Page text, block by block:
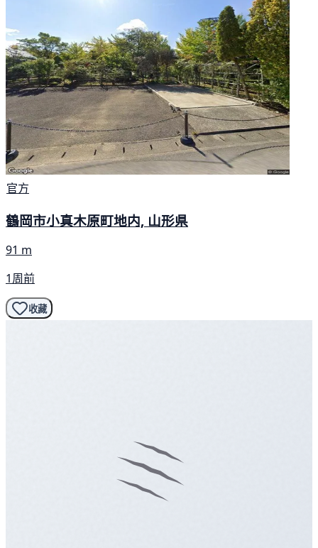
官方
鶴岡市小真木原町地内, 山形県
91 m
1周前
收藏